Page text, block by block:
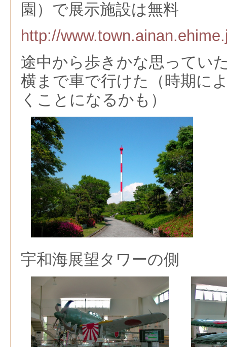
園）で展示施設は無料
http://
途中から歩きかな思ってい
横まで車で行けた（時期に
くことになるかも）
宇和海展望タワーの側